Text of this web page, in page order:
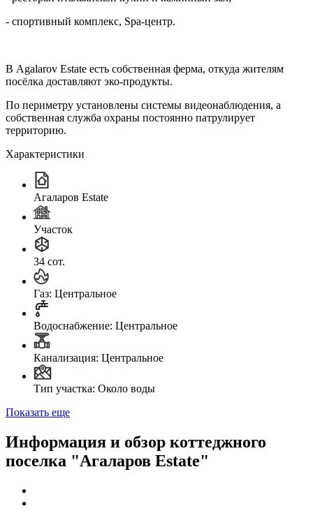
- спортивный комплекс, Spа-центр.
В Agalarov Estate есть собственная ферма, откуда жителям
посёлка доставляют эко-продукты.
По периметру установлены системы видеонаблюдения, а
собственная служба охраны постоянно патрулирует
территорию.
Характеристики
Агаларов Estate
Участок
34 сот.
Газ: Центральное
Водоснабжение: Центральное
Канализация: Центральное
Тип участка: Около воды
Показать еще
Информация и обзор коттеджного
поселка "Агаларов Estate"